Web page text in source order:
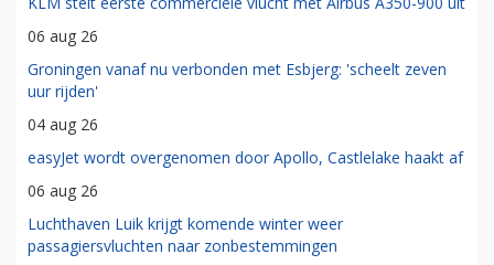
06 aug 26
Groningen vanaf nu verbonden met Esbjerg: 'scheelt zeven
uur rijden'
04 aug 26
easyJet wordt overgenomen door Apollo, Castlelake haakt af
06 aug 26
Luchthaven Luik krijgt komende winter weer
passagiersvluchten naar zonbestemmingen